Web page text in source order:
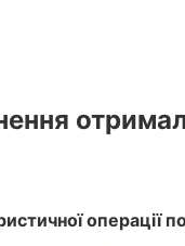
операції